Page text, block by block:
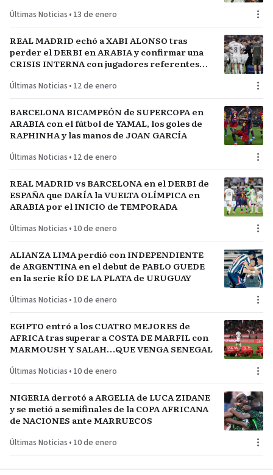
Últimas Noticias • 13 de enero
REAL MADRID echó a XABI ALONSO tras
perder el DERBI en ARABIA y confirmar una
CRISIS INTERNA con jugadores referentes
Últimas Noticias • 12 de enero
BARCELONA BICAMPEÓN de SUPERCOPA en
ARABIA con el fútbol de YAMAL, los goles de
RAPHINHA y las manos de JOAN GARCÍA
Últimas Noticias • 12 de enero
REAL MADRID vs BARCELONA en el DERBI de
ESPAÑA que DARÍA la VUELTA OLÍMPICA en
ARABIA por el INICIO de TEMPORADA
Últimas Noticias • 10 de enero
ALIANZA LIMA perdió con INDEPENDIENTE
de ARGENTINA en el debut de PABLO GUEDE
en la serie RÍO DE LA PLATA de URUGUAY
Últimas Noticias • 10 de enero
EGIPTO entró a los CUATRO MEJORES de
AFRICA tras superar a COSTA DE MARFIL con
MARMOUSH Y SALAH…QUE VENGA SENEGAL
Últimas Noticias • 10 de enero
NIGERIA derrotó a ARGELIA de LUCA ZIDANE
y se metió a semifinales de la COPA AFRICANA
de NACIONES ante MARRUECOS
Últimas Noticias • 10 de enero